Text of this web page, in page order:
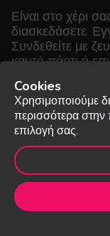
Είναι στο χέρι
διασκεδάσετε.
Συνδεθείτε με
καυτό πάρτι ή
Οι φωτογραφίες που
Οροι και
Cookies
Χρησιμοποιούμε
περισσότερα στην
επιλογή σας.